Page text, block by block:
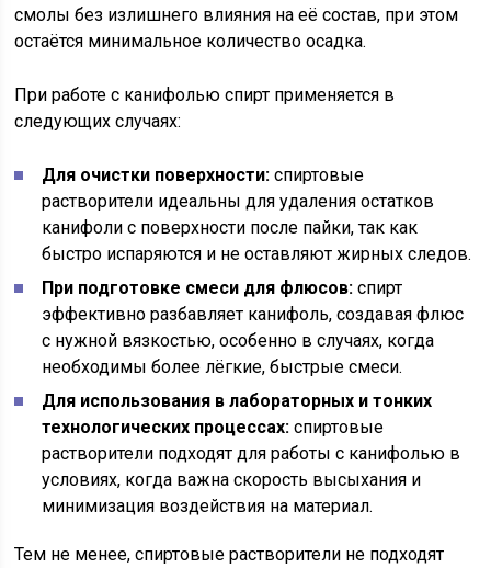
смолы без излишнего влияния на её состав, при этом
остаётся минимальное количество осадка.
При работе с канифолью спирт применяется в
следующих случаях:
Для очистки поверхности: спиртовые
растворители идеальны для удаления остатков
канифоли с поверхности после пайки, так как
быстро испаряются и не оставляют жирных следов.
При подготовке смеси для флюсов: спирт
эффективно разбавляет канифоль, создавая флюс
с нужной вязкостью, особенно в случаях, когда
необходимы более лёгкие, быстрые смеси.
Для использования в лабораторных и тонких
технологических процессах: спиртовые
растворители подходят для работы с канифолью в
условиях, когда важна скорость высыхания и
минимизация воздействия на материал.
Тем не менее, спиртовые растворители не подходят